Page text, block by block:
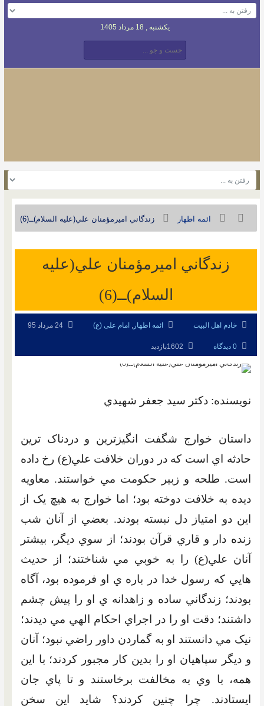
یکشنبه , 18 مرداد 1405
ائمه اطهار زندگاني اميرمؤمنان علي(عليه السلام)ــ(6)
زندگاني اميرمؤمنان علي(عليه
السلام)ــ(6)
خادم اهل البیت ائمه اطهار , امام علی (ع)
0 دیدگاه
نويسنده: دکتر سيد جعفر شهيدي
داستان خوارج شگفت انگيزترين و دردناک ترين
حادثه اي است که در دوران خلافت علي(ع) رخ داده
است. طلحه و زبير حکومت مي خواستند. معاويه
ديده به خلافت دوخته بود؛ اما خوارج به هيچ يک از
اين دو امتياز دل نبسته بودند. بعضي از آنان شب
زنده دار و قاري قرآن بودند؛ از سوي ديگر، بيشتر
آنان علي(ع) را به خوبي مي شناختند؛ از حديث
هايي که رسول خدا در باره ي او فرموده بود، آگاه
بودند؛ زندگاني ساده و زاهدانه ي او را پيش چشم
داشتند؛ دقت او را در اجراي احکام الهي مي ديدند؛
نيک مي دانستند او به گماردن داور راضي نبود؛ آنان
و ديگر سپاهيان او را بدين کار مجبور کردند؛ با اين
همه، با وي به مخالفت برخاستند و تا پاي جان
ايستادند. چرا چنين کردند؟ شايد اين سخن